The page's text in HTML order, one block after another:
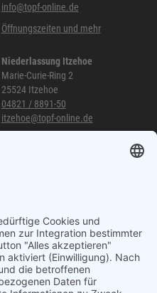
info@topf-online.de
Öffnungszeiten und mehr
Niederlassung Itzehoe
Marie-Curie-Ring 2
25524 Itzehoe
04821 / 8891-50
itzehoe@topf-online.de
040 / 21 04 04 04-04
glinde@topf-online.de
Öffnungszeiten und mehr